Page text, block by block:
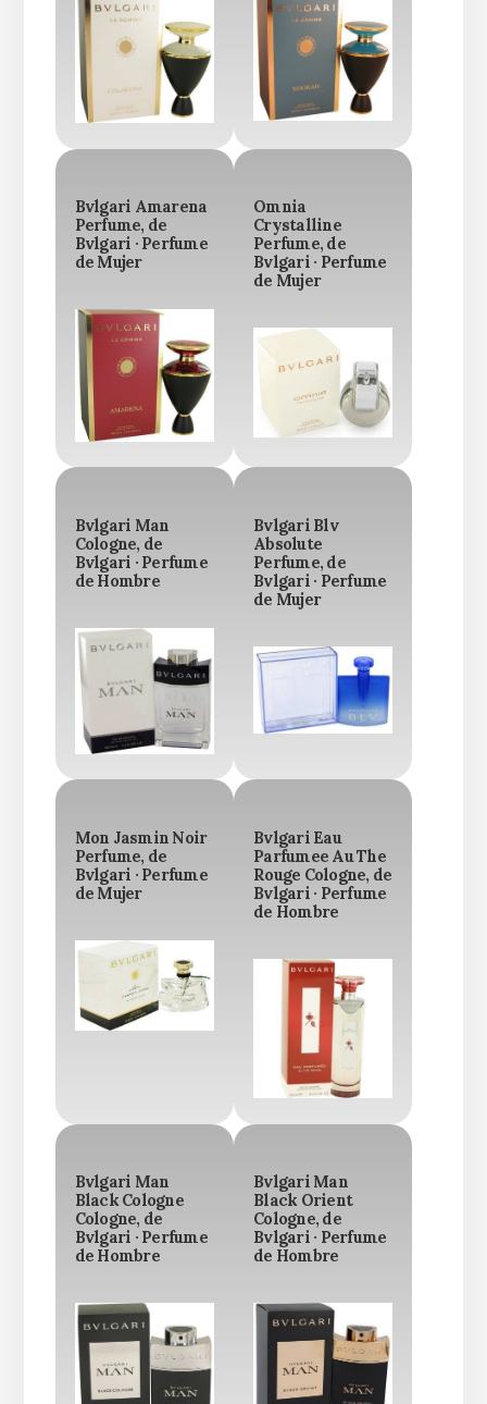
Bvlgari Amarena
Perfume, de
Bvlgari · Perfume
de Mujer
Omnia
Crystalline
Perfume, de
Bvlgari · Perfume
de Mujer
Bvlgari Man
Cologne, de
Bvlgari · Perfume
de Hombre
Bvlgari Blv
Absolute
Perfume, de
Bvlgari · Perfume
de Mujer
Mon Jasmin Noir
Perfume, de
Bvlgari · Perfume
de Mujer
Bvlgari Eau
Parfumee Au The
Rouge Cologne, de
Bvlgari · Perfume
de Hombre
Bvlgari Man
Black Cologne
Cologne, de
Bvlgari · Perfume
de Hombre
Bvlgari Man
Black Orient
Cologne, de
Bvlgari · Perfume
de Hombre